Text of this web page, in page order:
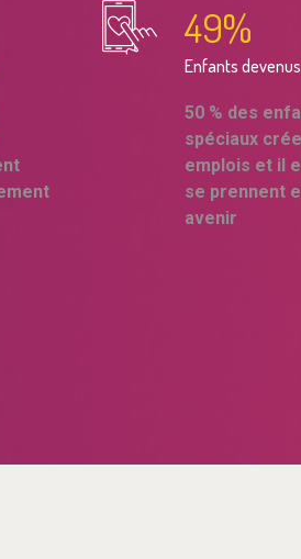
50%
Enfants
50 % des
spéciaux
emplois et il
se prennent
avenir